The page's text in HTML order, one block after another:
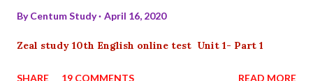
ByCentum Study April 16, 2020
Zeal study 10th English online test Unit 1- Part 1
SHARE 19 COMMENTS READ MORE